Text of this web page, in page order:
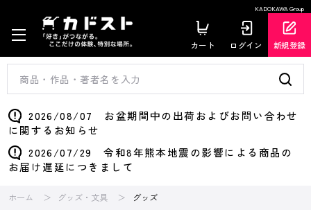
KADOKAWA Group
カート ログイン 新規登録
2026/08/07 お盆期間中の出荷およびお問い合わせ
に関するお知らせ
2026/07/29 令和8年熊本地震の影響による商品の
お届け遅延につきまして
ホーム グッズ・文具 グッズ